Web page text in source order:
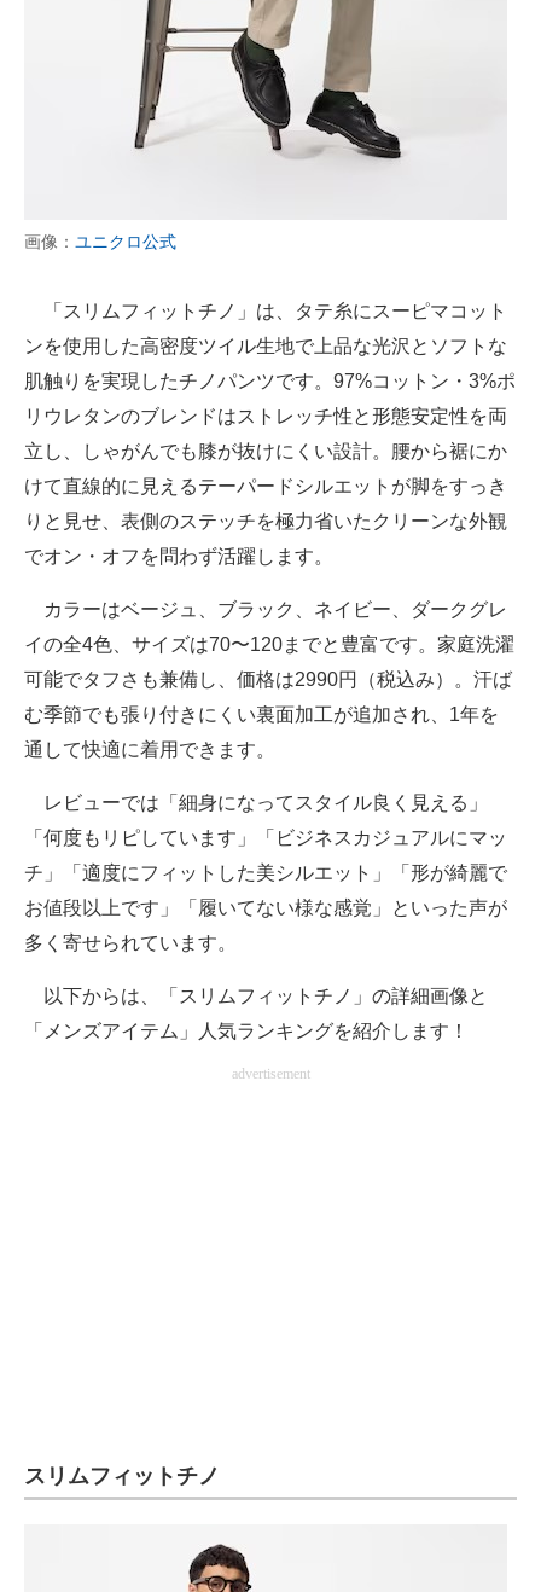
画像： ユニクロ公式
「スリムフィットチノ」は、タテ糸にスーピマコット
ンを使用した高密度ツイル生地で上品な光沢とソフトな
肌触りを実現したチノパンツです。97%コットン・3%ポ
リウレタンのブレンドはストレッチ性と形態安定性を両
立し、しゃがんでも膝が抜けにくい設計。腰から裾にか
けて直線的に見えるテーパードシルエットが脚をすっき
りと見せ、表側のステッチを極力省いたクリーンな外観
でオン・オフを問わず活躍します。
カラーはベージュ、ブラック、ネイビー、ダークグレ
イの全4色、サイズは70〜120までと豊富です。家庭洗濯
可能でタフさも兼備し、価格は2990円（税込み）。汗ば
む季節でも張り付きにくい裏面加工が追加され、1年を
通して快適に着用できます。
レビューでは「細身になってスタイル良く見える」
「何度もリピしています」「ビジネスカジュアルにマッ
チ」「適度にフィットした美シルエット」「形が綺麗で
お値段以上です」「履いてない様な感覚」といった声が
多く寄せられています。
以下からは、「スリムフィットチノ」の詳細画像と
「メンズアイテム」人気ランキングを紹介します！
advertisement
スリムフィットチノ